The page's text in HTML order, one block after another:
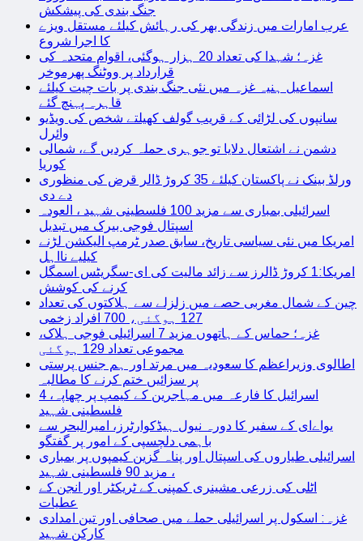
جنگ بندی کی پیشکش
عرب امارات میں زندگی بھر کی رہائش کیلئے مستقل ویزے
کا اجرا شروع
غزہ؛ شہدا کی تعداد 20 ہزار ہوگئی، اقوام متحدہ کی
قرارداد پر ووٹنگ پھرموخر
اسماعیل ہنیہ غزہ میں نئی جنگ بندی پر بات چیت کیلئے
قاہرہ پہنچ گئے
سانپوں کی لڑائی کے قریب گولف کھیلتے شخص کی ویڈیو
وائرل
دشمن نے اشتعال دلایا تو جوہری حملہ کردیں گے، شمالی
کوریا
ورلڈ بینک نے پاکستان کیلئے 35 کروڑ ڈالر قرض کی منظوری
دے دی
اسرائیلی بمباری سے مزید 100 فلسطینی شہید ، العودہ
اسپتال فوجی بیرک میں تبدیل
امریکا میں نئی سیاسی تاریخ، سابق صدر ٹرمپ الیکشن لڑنے
کیلیے نااہل
امریکا:1 کروڑ ڈالرز سے زائد مالیت کی ای-سگریٹس اسمگل
کرنے کی کوشش
چین کے شمال مغربی حصے میں زلزلے سے ہلاکتوں کی تعداد
127 ہوگئی، 700 افراد زخمی
غزہ؛ حماس کے ہاتھوں مزید 7 اسرائیلی فوجی ہلاک،
مجموعی تعداد 129 ہوگئی
اطالوی وزیراعظم کا سعودیہ میں مرتد اور ہم جنس پرستی
پر سزائیں ختم کرنے کا مطالبہ
اسرائیل کا فارعہ میں مہاجرین کے کیمپ پر چھاپہ، 4
فلسطینی شہید
یواےای کے سفیر کا دورہ نیول ہیڈکوارٹرز، امیرالبحر سے
باہمی دلچسپی کے امور پر گفتگو
اسرائیلی طیاروں کی اسپتال اور پناہ گزین کیمپوں پر بمباری
، مزید 90 فلسطینی شہید
اٹلی کی زرعی مشینری کمپنی کے ٹریکٹر اور انجن کے
عطیات
غزہ: اسکول پر اسرائیلی حملے میں صحافی اور تین امدادی
کارکن شہید